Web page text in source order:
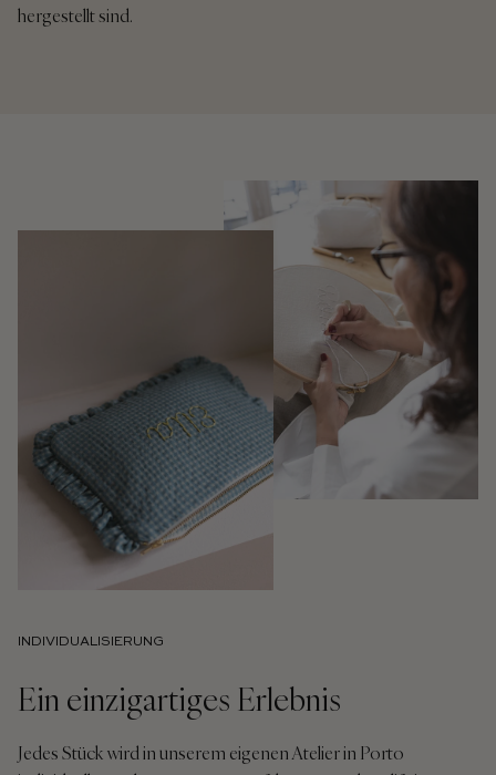
hergestellt sind.
INDIVIDUALISIERUNG
Ein einzigartiges Erlebnis
Jedes Stück wird in unserem eigenen Atelier in Porto